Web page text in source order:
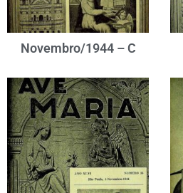
Novembro/1944 – C